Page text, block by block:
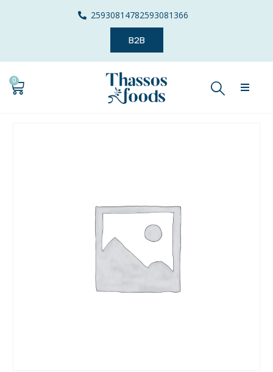
25930814782593081366
B2B
0